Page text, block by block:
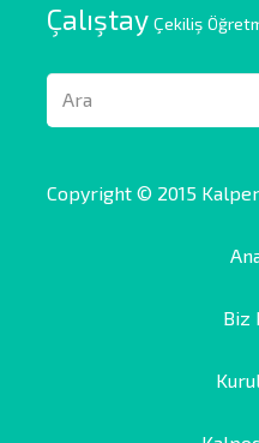
Çalıştay Çekiliş
Copyright © 2015
Biz